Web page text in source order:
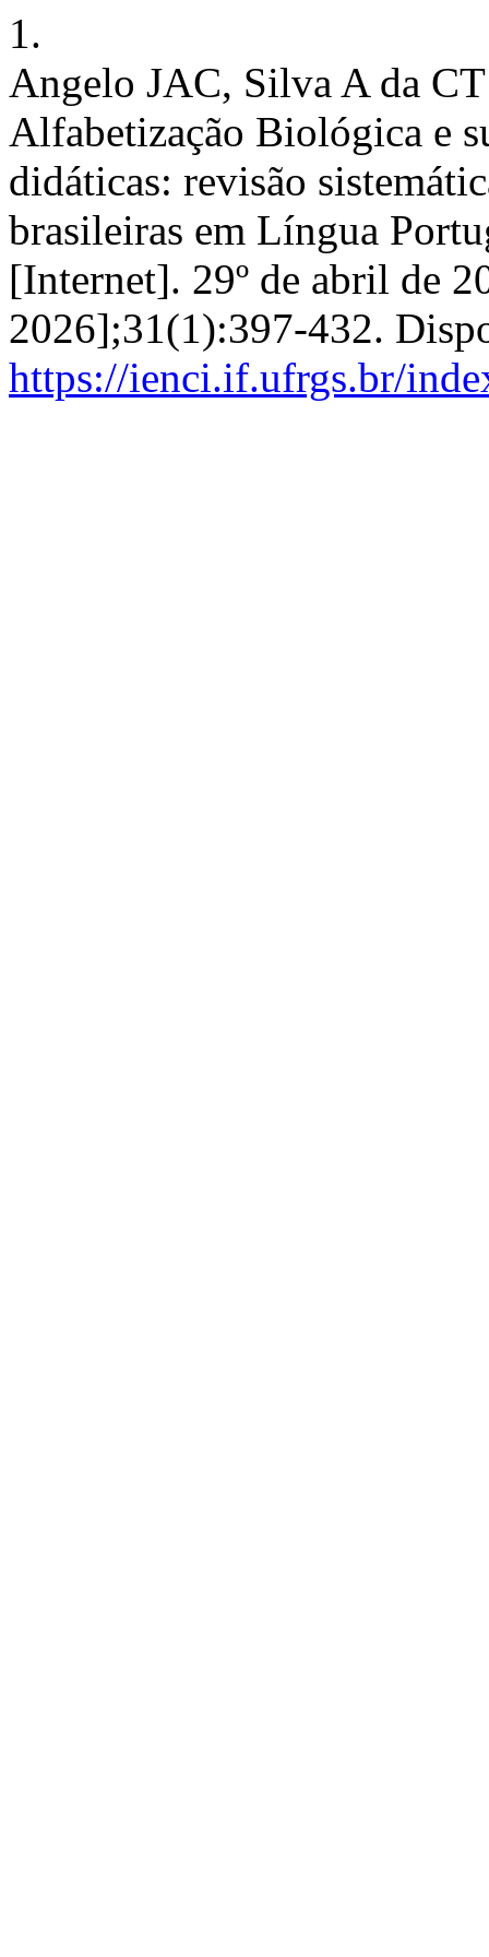
1.
Angelo JAC, Silva A da
Alfabetização Biológica e
didáticas: revisão
brasileiras em Língua
[Internet]. 29º de abril de
2026];31(1):397-432.
https://ienci.if.ufrgs.br/